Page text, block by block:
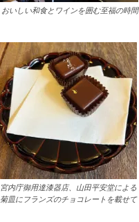
おいしい和食とワインを囲む至福の時間
宮内庁御用達漆器店、山田平安堂による
菊皿にフランズのチョコレートを載せて